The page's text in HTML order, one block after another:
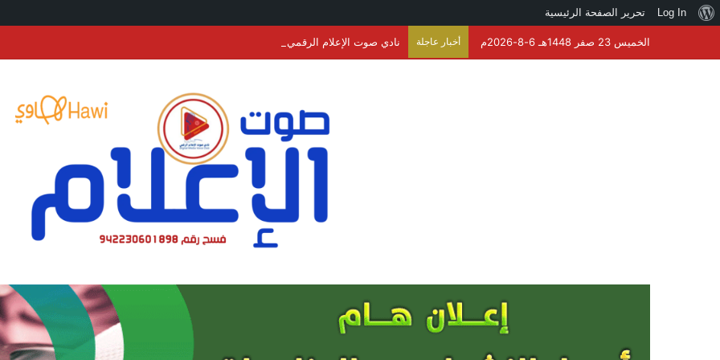
نبذة
ووردبريس
Log In تحرير الصفحة الرئيسية
الخميس 23 صفر 1448هـ 6-8-2026م أخبار عاجلة نادي صوت الإعلام الرقمي ينعي الرئيس السابق لنادي التضامن برفحاء